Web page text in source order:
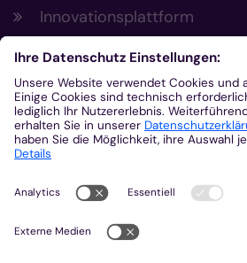
Innovationsplattform
Aus der Plattform
Nachrichten
Veranstaltungen
Gottesdienste
Stellenangebote
Kirchenzeitung
Amtsblatt (Kirchlicher